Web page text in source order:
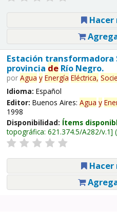
Hacer
Estación transformadora
provincia deRío Negro.
por Agua y Energía Eléctrica,
Idioma: Español
Editor: Buenos Aires: Agua y
1998
Disponibilidad: Ítems
topográfica: 621.374.5/A282/v.1
Hacer